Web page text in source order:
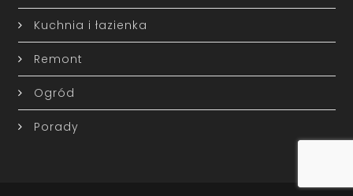
Kuchnia i łazienka
Remont
Ogród
Porady